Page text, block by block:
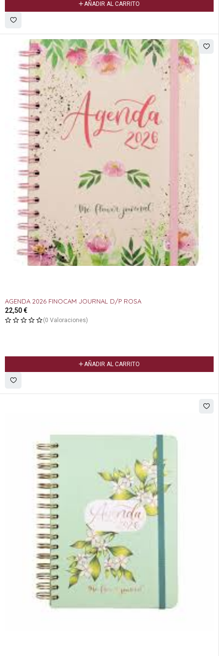
AÑADIR AL CARRITO
AGENDA 2026 FINOCAM JOURNAL D/P ROSA
22,50€
(0 Valoraciones)
AÑADIR AL CARRITO